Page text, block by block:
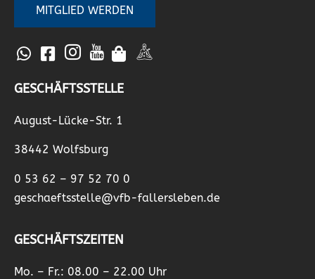
MITGLIED WERDEN
GESCHÄFTSSTELLE
August-Lücke-Str. 1
38442 Wolfsburg
0 53 62 – 97 52 70 0
geschaeftsstelle@vfb-fallersleben.de
GESCHÄFTSZEITEN
Mo. – Fr.: 08.00 – 22.00 Uhr